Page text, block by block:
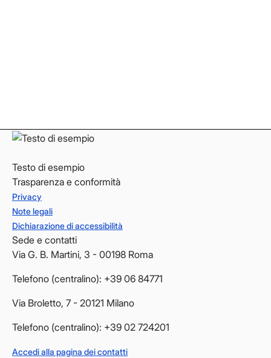
Testo di esempio
Trasparenza e conformità
Privacy
Note legali
Dichiarazione di accessibilità
Sede e contatti
Via G. B. Martini, 3 - 00198 Roma
Telefono (centralino): +39 06 84771
Via Broletto, 7 - 20121 Milano
Telefono (centralino): +39 02 724201
Accedi alla pagina dei contatti